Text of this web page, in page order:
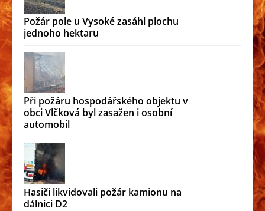
Požár pole u Vysoké zasáhl plochu
jednoho hektaru
Při požáru hospodářského objektu v
obci Vlčková byl zasažen i osobní
automobil
Hasiči likvidovali požár kamionu na
dálnici D2